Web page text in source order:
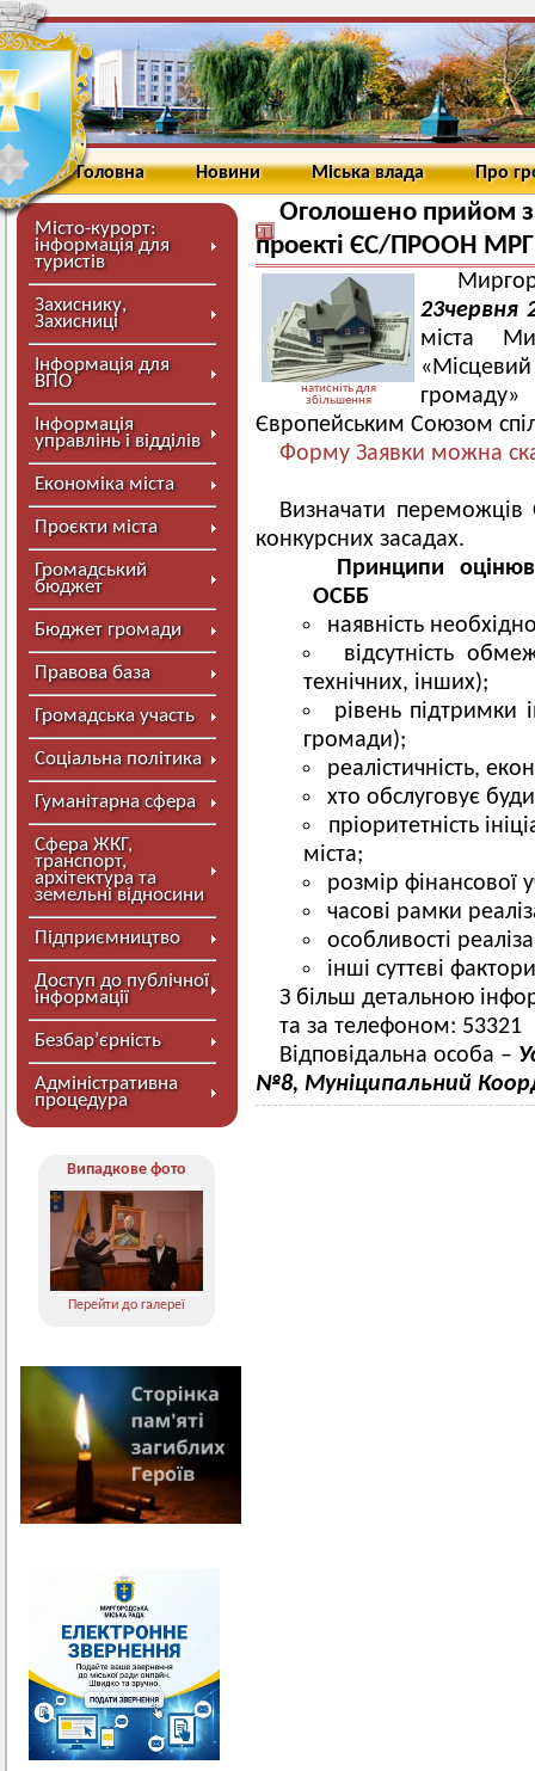
Головна Новини Міська влада Про
Місто-курорт:
інформація для
туристів
Захиснику,
Захисниці
Інформація для
ВПО
Інформація
управлінь і відділів
Економіка міста
Проєкти міста
Громадський
бюджет
Бюджет громади
Правова база
Громадська участь
Соціальна політика
Гуманітарна сфера
Сфера ЖКГ,
транспорт,
архітектура та
земельні відносини
Підприємництво
Доступ до публічної
інформації
Безбар’єрність
Адміністративна
процедура
Випадкове фото
Перейти до галереї
Оголошено прийом
проекті ЄС/ПРООН МРГ
натисніть для
збільшення
23червня
міста
Європейським Союзом
Форму Заявки можна
Визначати
конкурсних засадах.
Принципи
ОСББ
наявність
відсутність
технічних, інших);
рівень підтримки
громади);
реалістичність,
хто обслуговує
пріоритетність
міста;
розмір фінансової
часові рамки
особливості
інші суттєві
З більш детальною
та за телефоном: 53321
Відповідальна особа –
№8, Муніципальний